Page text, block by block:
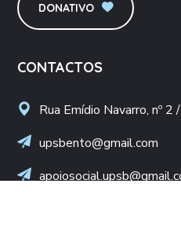
DONATIVO
CONTACTOS
Rua Emídio Navarro, nº
upsbento@gmail.com